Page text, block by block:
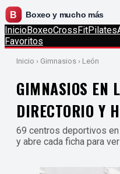
InicioBoxeoCrossFitPilates
Favoritos
Inicio › Gimnasios › León
GIMNASIOS EN
DIRECTORIO Y
69 centros deportivos en
y abre cada ficha para